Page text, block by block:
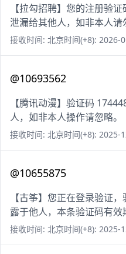
【拉勾招聘】您的注册验
泄漏给其他人，如非本人请
接收时间: 北京时间(+8): 2026-
@10693562
【腾讯动漫】验证码
人，如非本人操作请忽略。
接收时间: 北京时间(+8): 2025-
@10655875
【古筝】您正在登录验证
露于他人，本条验证码有效
接收时间: 北京时间(+8): 2025-